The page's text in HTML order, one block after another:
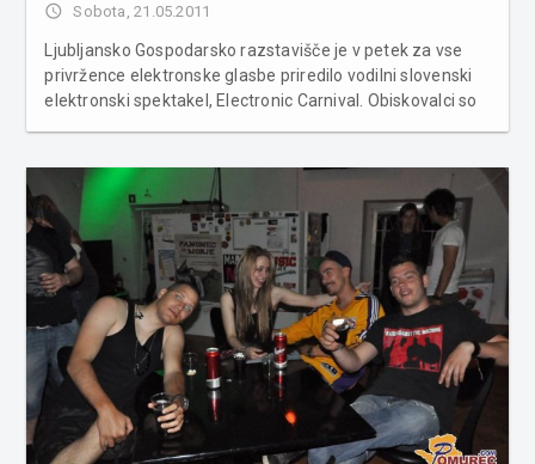
access_time Sobota, 21.05.2011
Ljubljansko Gospodarsko razstavišče je v petek za vse
privržence elektronske glasbe priredilo vodilni slovenski
elektronski spektakel, Electronic Carnival. Obiskovalci so
Killa ...